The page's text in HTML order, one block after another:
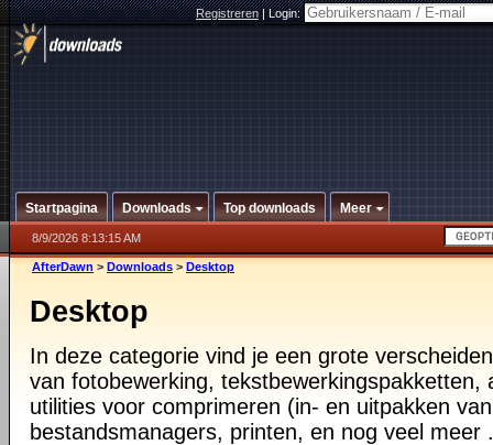
Registreren|Login:
Startpagina Downloads Top downloads Meer
8/9/2026 8:13:15 AM
AfterDawn > Downloads > Desktop
Desktop
In deze categorie vind je een grote
van fotobewerking, tekstbewerkingspakketten,
utilities voor comprimeren (in- en uitpakken
bestandsmanagers, printen, en nog veel meer